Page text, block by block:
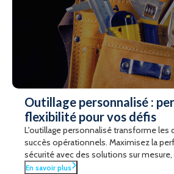
Outillage personnalisé :
flexibilité pour vos défis
L'outillage personnalisé transforme les
succès opérationnels. Maximisez la
sécurité avec des solutions sur
les experts de Radper.
En savoir plus